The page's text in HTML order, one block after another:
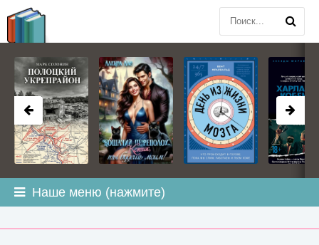
Наше меню (нажмите)
BOOKPLANETA.COM